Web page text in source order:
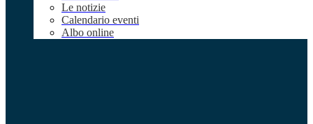
Le notizie
Calendario eventi
Albo online